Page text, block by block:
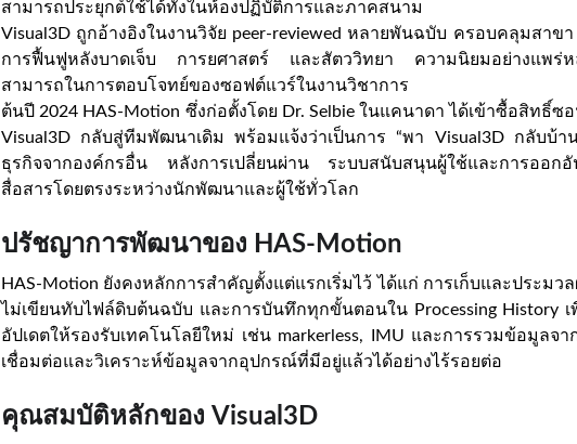
สามารถประยุกต์ใช้ได้ทั้งในห้องปฏิบัติการและภาคสนาม
Visual3D ถูกอ้างอิงในงานวิจัย peer-reviewed หลายพันฉบับ ครอบคลุมสาข
การฟื้นฟูหลังบาดเจ็บ การยศาสตร์ และสัตววิทยา ความนิยมอย่างแพร่ห
สามารถในการตอบโจทย์ของซอฟต์แวร์ในงานวิชาการ
ต้นปี 2024 HAS-Motion ซึ่งก่อตั้งโดย Dr. Selbie ในแคนาดา ได้เข้าซื้อสิทธิ์
Visual3D กลับสู่ทีมพัฒนาเดิม พร้อมแจ้งว่าเป็นการ “พา Visual3D กลับบ้า
ธุรกิจจากองค์กรอื่น หลังการเปลี่ยนผ่าน ระบบสนับสนุนผู้ใช้และการออกอั
สื่อสารโดยตรงระหว่างนักพัฒนาและผู้ใช้ทั่วโลก
ปรัชญาการพัฒนาของ HAS-Motion
HAS-Motion ยังคงหลักการสำคัญตั้งแต่แรกเริ่มไว้ ได้แก่ การเก็บและประมว
ไม่เขียนทับไฟล์ดิบต้นฉบับ และการบันทึกทุกขั้นตอนใน Processing History
อัปเดตให้รองรับเทคโนโลยีใหม่ เช่น markerless, IMU และการรวมข้อมูลจ
เชื่อมต่อและวิเคราะห์ข้อมูลจากอุปกรณ์ที่มีอยู่แล้วได้อย่างไร้รอยต่อ
คุณสมบัติหลักของ Visual3D